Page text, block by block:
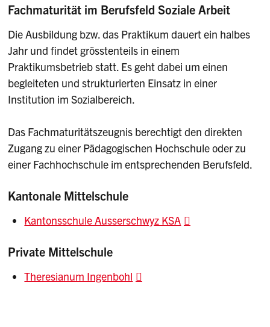
Fachmaturität im Berufsfeld Soziale Arbeit
Die Ausbildung bzw. das Praktikum dauert ein halbes
Jahr und findet grösstenteils in einem
Praktikumsbetrieb statt. Es geht dabei um einen
begleiteten und strukturierten Einsatz in einer
Institution im Sozialbereich.
Das Fachmaturitätszeugnis berechtigt den direkten
Zugang zu einer Pädagogischen Hochschule oder zu
einer Fachhochschule im entsprechenden Berufsfeld.
Kantonale Mittelschule
Kantonsschule Ausserschwyz KSA
Private Mittelschule
Theresianum Ingenbohl